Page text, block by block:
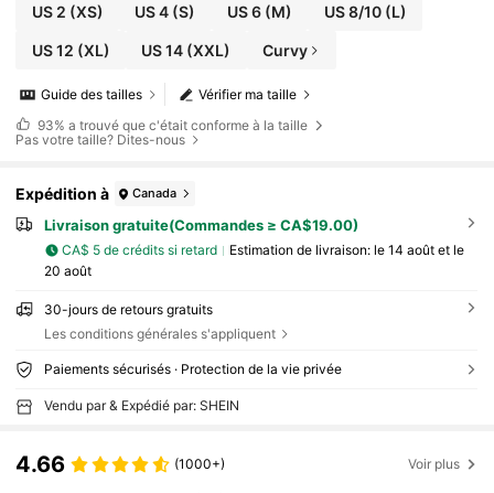
US 2 (XS) US 4 (S) US 6(M) US 8/10(L)
US 12 (XL) US 14 (XXL) Curvy
Vérifier ma taille
Guide des tailles
93% a trouvé que c'était conforme à la taille
Pas votre taille? Dites-nous
Expédition à Canada
Livraison gratuite(Commandes ≥ CA$19.00)
CA$ 5 de crédits si retard Estimation de livraison: le 14 août et le
20 août
30-jours de retours gratuits
Les conditions générales s'appliquent
Paiements sécurisés · Protection de la vie privée
Vendu par & Expédié par: SHEIN
4.66 (1000+) Voir plus